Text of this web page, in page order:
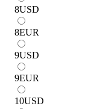
8USD
8EUR
9USD
9EUR
10USD